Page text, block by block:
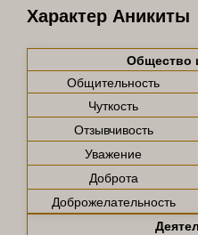
Характер Аникиты
Общество
Общительность
Чуткость
Отзывчивость
Уважение
Доброта
Доброжелательность